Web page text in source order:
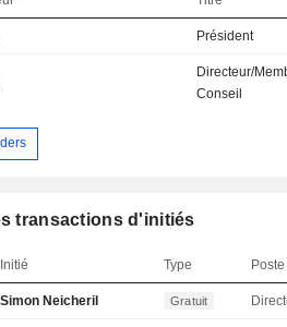
Président
Directeur/
Conseil
transactions d'initiés
Initié Type
Simon Neicheril Gratuit